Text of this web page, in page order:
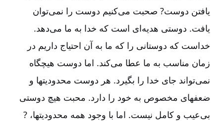
یافتن دوست‌? صحبت می‌کنیم دوست را نمی‌توان
یافت‌. دوستی هدیه‌ای است که خدا به ما می‌دهد.
خداست که دوستانی را که ما به آن احتیاج داریم در
زمان مناسب به ما عطا می‌کند. اما دوست هیچگاه
نمی‌تواند جای خدا را بگیرد. هر دوست محدودیتها و
ضعفهای مخصوص به خود را دارد. محبت هیچ دوستی
بی‌عیب و کامل نیست‌. اما با وجود همه محدودیتها، ?